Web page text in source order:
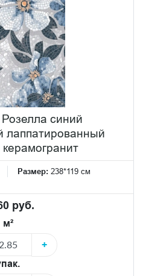
синий
лаппатированный
Размер: 238*119 см
руб.
м²
+